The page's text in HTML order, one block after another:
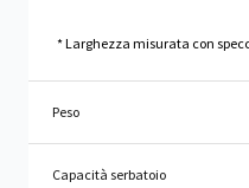
* Larghezza misurata con
Peso
Capacità serbatoio